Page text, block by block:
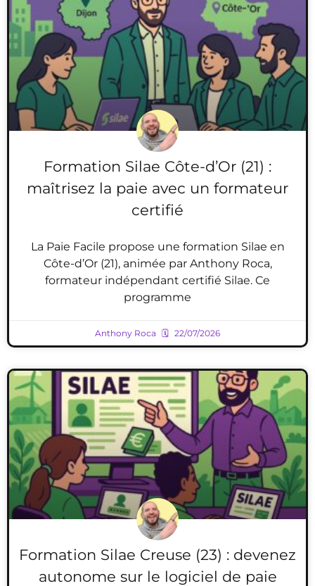
Formation Silae Côte-d’Or (21) :
maîtrisez la paie avec un formateur
certifié
La Paie Facile propose une formation Silae en
Côte-d’Or (21), animée par Anthony Roca,
formateur indépendant certifié Silae. Ce
programme
Anthony Roca 22/07/2026
Formation Silae Creuse (23) : devenez
autonome sur le logiciel de paie